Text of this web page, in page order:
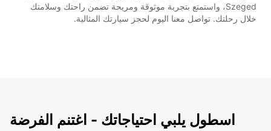
Szeged، واستمتع بتجربة موثوقة ومريحة تضمن راحتك وسلامتك
خلال رحلتك. تواصل معنا اليوم لحجز سيارتك المثالية.
اسطول يلبي احتياجاتك - اغتنم الفرضة